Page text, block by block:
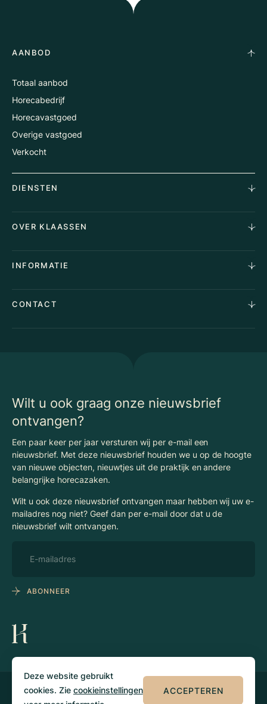
Deze website gebruikt
cookies. Zie cookieinstellingen
ACCEPTEREN
AANBOD
Totaal aanbod
Horecabedrijf
Horecavastgoed
Overige vastgoed
Verkocht
DIENSTEN
Aankoopopdracht
Stille verkoop
Taxaties
Advies
OVER KLAASSEN
Waarom Klaassen
Vacatures
Algemene voorwaarden
INFORMATIE
Vergunningen
CONTACT
Wilt u ook graag onze nieuwsbrief
ontvangen?
Een paar keer per jaar versturen wij per e-mail een
nieuwsbrief. Met deze nieuwsbrief houden we u op de hoogte
van nieuwe objecten, nieuwtjes uit de praktijk en andere
belangrijke horecazaken.
Wilt u ook deze nieuwsbrief ontvangen maar hebben wij uw e-
mailadres nog niet? Geef dan per e-mail door dat u de
nieuwsbrief wilt ontvangen.
ABONNEER
© 2026 Klaassen
Privacy
Algemene